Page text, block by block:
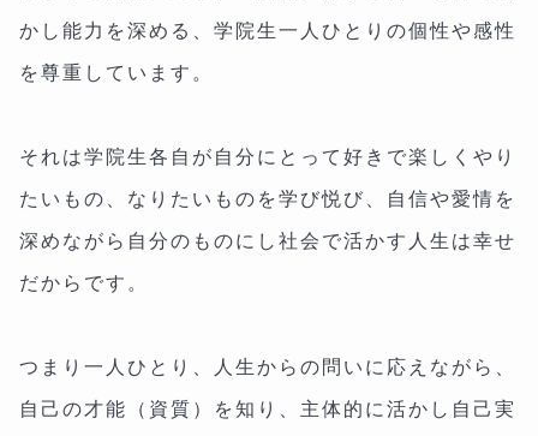
かし能力を深める、学院生一人ひとりの個性や感性
を尊重しています。
それは学院生各自が自分にとって好きで楽しくやり
たいもの、なりたいものを学び悦び、自信や愛情を
深めながら自分のものにし社会で活かす人生は幸せ
だからです。
つまり一人ひとり、人生からの問いに応えながら、
自己の才能（資質）を知り、主体的に活かし自己実